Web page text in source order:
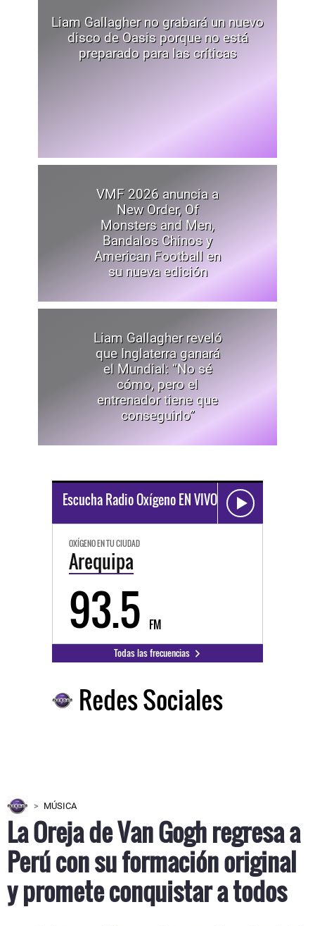
Liam Gallagher no grabará un nuevo
disco de Oasis porque no está
preparado para las críticas
VMF 2026 anuncia a
New Order, Of
Monsters and Men,
Bandalos Chinos y
American Football en
su nueva edición
Liam Gallagher reveló
que Inglaterra ganará
el Mundial: “No sé
cómo, pero el
entrenador tiene que
conseguirlo”
Escucha Radio Oxígeno EN VIVO
OXÍGENO EN TU CIUDAD
Arequipa
93.5 FM
Todas las frecuencias
Redes Sociales
MÚSICA
La Oreja de Van Gogh regresa a
Perú con su formación original
y promete conquistar a todos